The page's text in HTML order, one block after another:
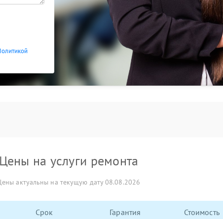
Цены на услуги ремонта
актуальны на текущую дату 08.08.2026
Срок Гарантия Стоимость